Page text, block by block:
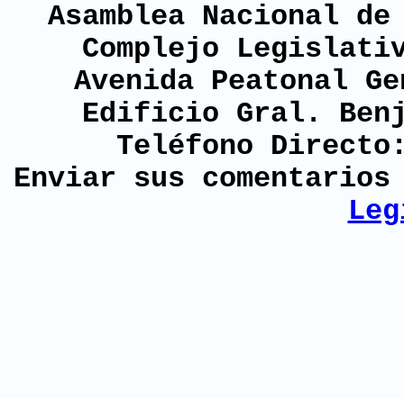
Asamblea Nacional
Complejo
Avenida Peatonal
Edificio Gral.
Teléfono
Enviar sus